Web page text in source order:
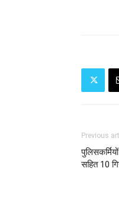
Previous
सहित 10